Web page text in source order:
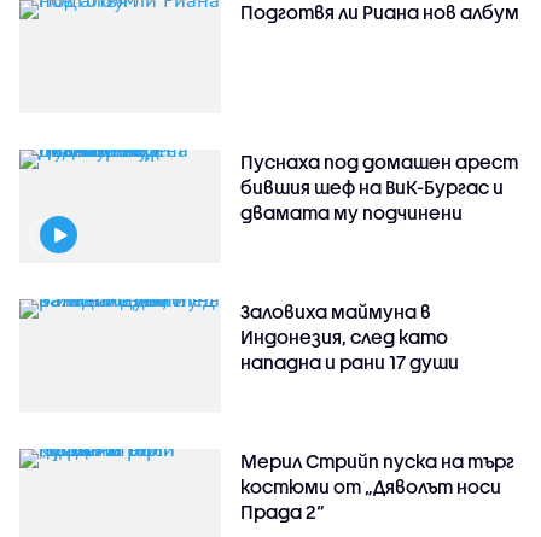
Подготвя ли Риана нов албум
Пуснаха под домашен арест
бившия шеф на ВиК-Бургас и
двамата му подчинени
Заловиха маймуна в
Индонезия, след като
нападна и рани 17 души
Мерил Стрийп пуска на търг
костюми от „Дяволът носи
Прада 2“